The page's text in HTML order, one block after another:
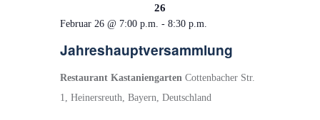
26
Jahreshauptversammlung
Februar 26 @ 7:00 p.m. - 8:30 p.m.
Restaurant Kastaniengarten Cottenbacher Str.
1, Heinersreuth, Bayern, Deutschland